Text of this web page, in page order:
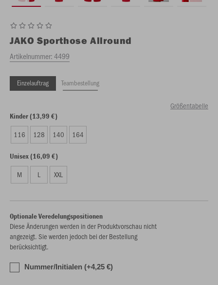
JAKO Sporthose Allround
Artikelnummer:4499
Einzelauftrag Teambestellung
Größentabelle
Kinder (13,99 €)
116 128 140 164
Unisex (16,09 €)
M L XXL
Optionale Veredelungspositionen
Diese Änderungen werden in der Produktvorschau nicht
angezeigt. Sie werden jedoch bei der Bestellung
berücksichtigt.
Nummer/Initialen (+4,25 €)